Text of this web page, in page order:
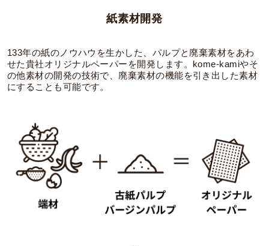
紙素材開発
133年の紙のノウハウを生かした、パルプと廃棄素材をあわ
せた貴社オリジナルペーパーを開発します。kome-kamiやそ
の他素材の開発の技術で、廃棄素材の機能を引き出した素材
にすることも可能です。